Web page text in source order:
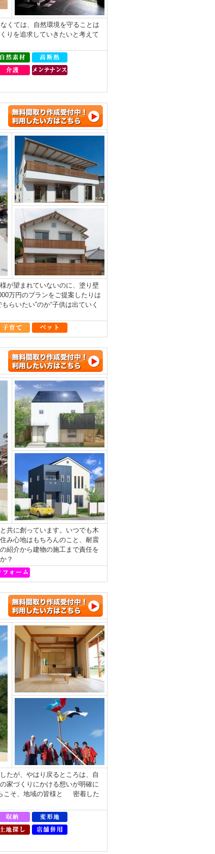
くては、自然環境を守ることは
りを追求していきたいと考えて
が望まれていないのに、塗り壁
万円のプランをご提案したりは
らいたい”のか“子供は出ていく
共に創っています。いつでも木
み心地はもちろんのこと、耐震
紹介から建物の施工まで責任を
？
たが、やはり戻るところは、自
家づくりにかける想いが明確に
こそ、地域の皆様と 密着した